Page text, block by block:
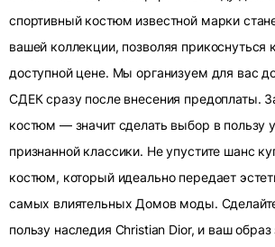
спортивный костюм известной марки
вашей коллекции, позволяя прикоснуться
доступной цене. Мы организуем для вас
СДЕК сразу после внесения предоплаты.
костюм — значит сделать выбор в пользу
признанной классики. Не упустите шанс
костюм, который идеально передает
самых влиятельных Домов моды.
пользу наследия Christian Dior, и ваш